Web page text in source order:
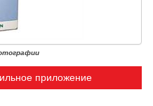
приложение